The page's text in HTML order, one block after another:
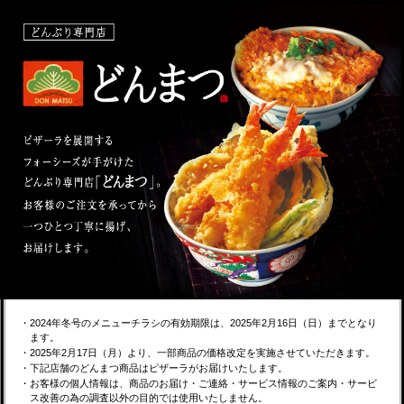
・2024年冬号のメニューチラシの有効期限は、2025年2月16日（日）までとなり
ます。
・2025年2月17日（月）より、一部商品の価格改定を実施させていただきます。
・下記店舗のどんまつ商品はピザーラがお届けいたします。
・お客様の個人情報は、商品のお届け・ご連絡・サービス情報のご案内・サービ
ス改善の為の調査以外の目的では使用いたしません。